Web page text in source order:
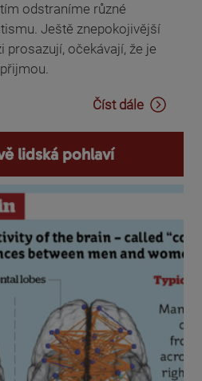
odstraníme různé
Ještě znepokojivější
prosazují, očekávají, že je
Číst dále
lidská pohlaví